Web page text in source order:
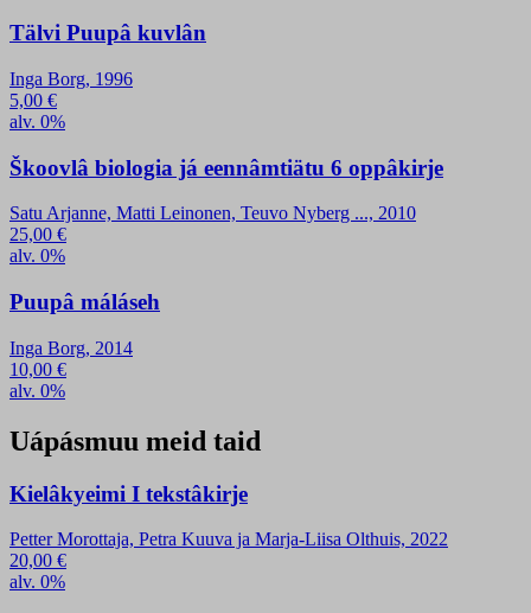
Tälvi Puupâ kuvlân
Inga Borg, 1996
5,00 €
alv. 0%
Škoovlâ biologia já eennâmtiätu 6 oppâkirje
Satu Arjanne, Matti Leinonen, Teuvo Nyberg ..., 2010
25,00 €
alv. 0%
Puupâ máláseh
Inga Borg, 2014
10,00 €
alv. 0%
Uápásmuu meid taid
Kielâkyeimi I tekstâkirje
Petter Morottaja, Petra Kuuva ja Marja-Liisa Olthuis, 2022
20,00 €
alv. 0%